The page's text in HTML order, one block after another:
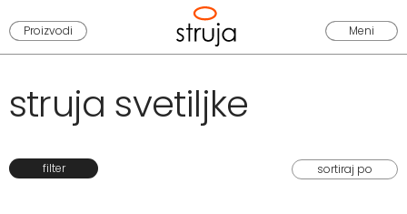
Proizvodi Meni
struja svetiljke
filter